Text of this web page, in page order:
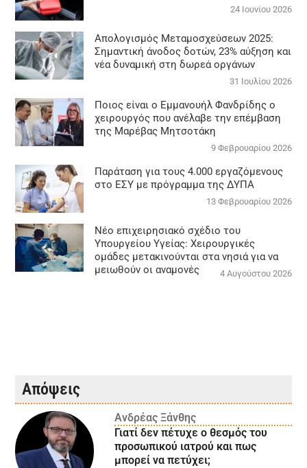
24 Ιουνίου 2026
Απολογισμός Μεταμοσχεύσεων 2025:
Σημαντική άνοδος δοτών, 23% αύξηση και
νέα δυναμική στη δωρεά οργάνων
31 Ιουλίου 2026
Ποιος είναι ο Εμμανουήλ Φανδρίδης ο
χειρουργός που ανέλαβε την επέμβαση
της Μαρέβας Μητσοτάκη
9 Φεβρουαρίου 2026
Παράταση για τους 4.000 εργαζόμενους
στο ΕΣΥ με πρόγραμμα της ΔΥΠΑ
13 Φεβρουαρίου 2026
Νέο επιχειρησιακό σχέδιο του
Υπουργείου Υγείας: Χειρουργικές
ομάδες μετακινούνται στα νησιά για να
μειωθούν οι αναμονές
4 Αυγούστου 2026
Απόψεις
Ανδρέας Ξάνθης
Γιατί δεν πέτυχε ο θεσμός του
προσωπικού ιατρού και πως
μπορεί να πετύχει;